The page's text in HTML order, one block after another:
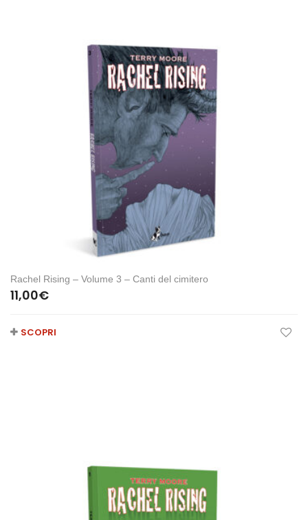
Rachel Rising – Volume 3 – Canti del cimitero
11,00€
SCOPRI